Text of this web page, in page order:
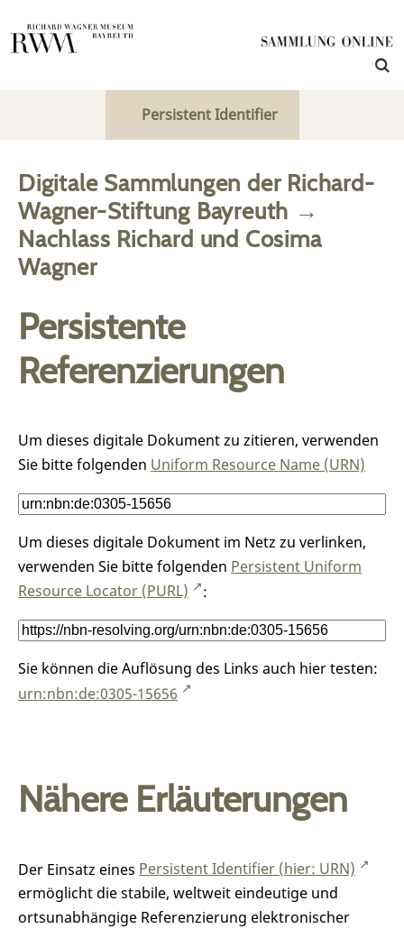
Persistent Identifier
Digitale Sammlungen der Richard-
Wagner-Stiftung Bayreuth →
Nachlass Richard und Cosima
Wagner
Persistente
Referenzierungen
Um dieses digitale Dokument zu zitieren, verwenden
Sie bitte folgenden Uniform Resource Name (URN)
Um dieses digitale Dokument im Netz zu verlinken,
verwenden Sie bitte folgenden Persistent Uniform
Resource Locator (PURL)
:
Sie können die Auflösung des Links auch hier testen:
urn:nbn:de:0305-15656
Nähere Erläuterungen
Der Einsatz eines Persistent Identifier (hier: URN)
ermöglicht die stabile, weltweit eindeutige und
ortsunabhängige Referenzierung elektronischer